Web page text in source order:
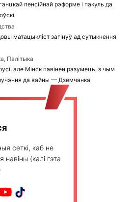
пенсійнай рэформе і пакуль да
матацыкліст загінуў ад сутыкнення
Палітыка
але Мінск павінен разумець, з чым
да вайны — Дземчанка
сеткі, каб не
(калі гэта